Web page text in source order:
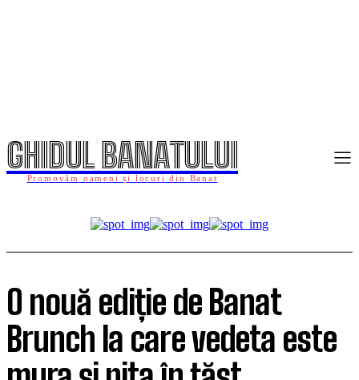
GHIDUL BANATULUI
Promovăm oameni și locuri din Banat
O nouă ediție de Banat
Brunch la care vedeta este